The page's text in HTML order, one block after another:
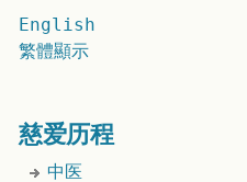
English
繁體顯示
慈爱历程
中医